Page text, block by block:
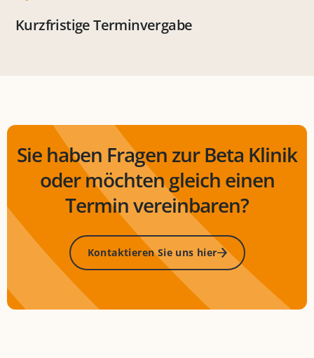
Kurzfristige Terminvergabe
Sie haben Fragen zur Beta Klinik
oder möchten gleich einen
Termin vereinbaren?
Kontaktieren Sie uns hier